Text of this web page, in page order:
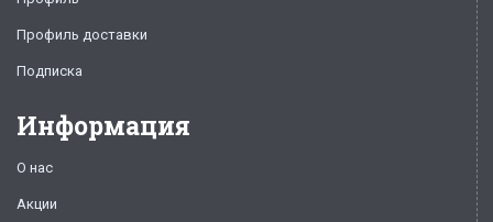
Профиль доставки
Подписка
Информация
О нас
Акции